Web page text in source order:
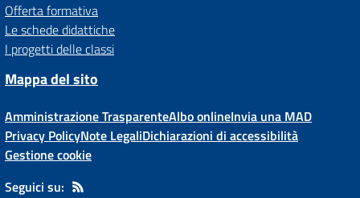
Offerta formativa
Le schede didattiche
I progetti delle classi
Mappa del sito
Amministrazione TrasparenteAlbo onlineInvia una MAD
Privacy PolicyNote LegaliDichiarazioni di accessibilità
Gestione cookie
Seguici su: